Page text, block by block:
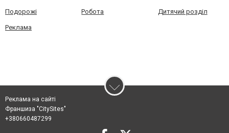
Подорожі Робота Дитячий розділ
Реклама
Реклама на сайті
Франшиза "CitySites"
+380660487299